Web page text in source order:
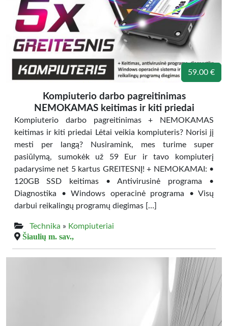
59.00 €
Kompiuterio darbo pagreitinimas
NEMOKAMAS keitimas ir kiti priedai
Kompiuterio darbo pagreitinimas + NEMOKAMAS
keitimas ir kiti priedai Lėtai veikia kompiuteris? Norisi jį
mesti per langą? Nusiramink, mes turime super
pasiūlymą, sumokėk už 59 Eur ir tavo kompiuterį
padarysime net 5 kartus GREITESNĮ! + NEMOKAMAI: •
120GB SSD keitimas • Antivirusinė programa •
Diagnostika • Windows operacinė programa • Visų
darbui reikalingų programų diegimas […]
Technika » Kompiuteriai
Šiaulių m. sav.,